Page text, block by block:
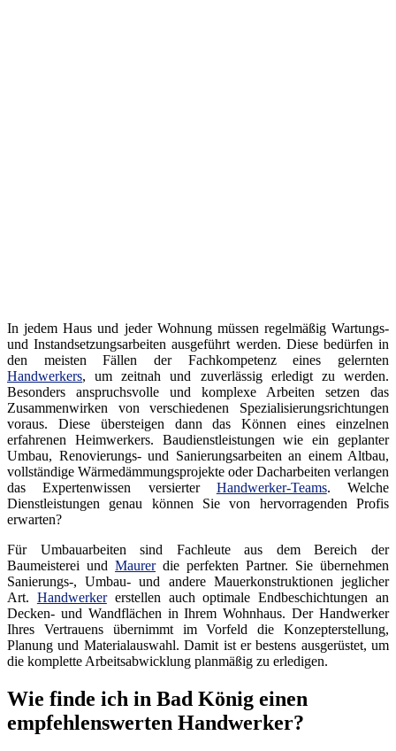
In jedem Haus und jeder Wohnung müssen regelmäßig Wartungs-
und Instandsetzungsarbeiten ausgeführt werden. Diese bedürfen in
den meisten Fällen der Fachkompetenz eines gelernten
Handwerkers, um zeitnah und zuverlässig erledigt zu werden.
Besonders anspruchsvolle und komplexe Arbeiten setzen das
Zusammenwirken von verschiedenen Spezialisierungsrichtungen
voraus. Diese übersteigen dann das Können eines einzelnen
erfahrenen Heimwerkers. Baudienstleistungen wie ein geplanter
Umbau, Renovierungs- und Sanierungsarbeiten an einem Altbau,
vollständige Wärmedämmungsprojekte oder Dacharbeiten verlangen
das Expertenwissen versierter Handwerker-Teams. Welche
Dienstleistungen genau können Sie von hervorragenden Profis
erwarten?
Für Umbauarbeiten sind Fachleute aus dem Bereich der
Baumeisterei und Maurerdie perfekten Partner. Sie übernehmen
Sanierungs-, Umbau- und andere Mauerkonstruktionen jeglicher
Art. Handwerkererstellen auch optimale Endbeschichtungen an
Decken- und Wandflächen in Ihrem Wohnhaus. Der Handwerker
Ihres Vertrauens übernimmt im Vorfeld die Konzepterstellung,
Planung und Materialauswahl. Damit ist er bestens ausgerüstet, um
die komplette Arbeitsabwicklung planmäßig zu erledigen.
Wie finde ich in Bad König einen
empfehlenswerten Handwerker?